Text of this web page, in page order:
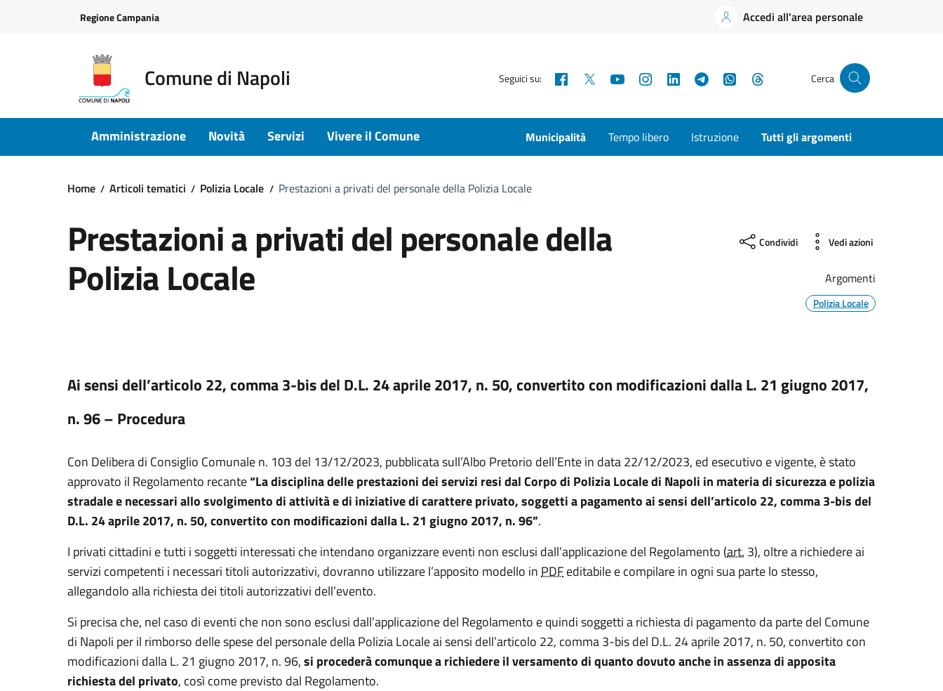
Regione Campania Accedi all'area personale
Comune di Napoli Seguici su: Facebook YouTubeInstagramLinkedInTelegramWhatsApp Cerca
Amministrazione Novità Servizi Vivere il Comune Municipalità Tempo libero Istruzione Tutti gli argomenti
Home Articoli tematici Polizia Locale Prestazioni a privati del personale della Polizia Locale
Prestazioni a privati del personale della
Polizia Locale
Condividi Vedi azioni
Argomenti
Polizia Locale
Ai sensi dell’articolo 22, comma 3-bis del D.L. 24 aprile 2017, n. 50, convertito con modificazioni dalla L. 21 giugno 2017,
n. 96 – Procedura
Con Delibera di Consiglio Comunale n. 103 del 13/12/2023, pubblicata sull’Albo Pretorio dell’Ente in data 22/12/2023, ed esecutivo e vigente, è stato
approvato il Regolamento recante“La disciplina delle prestazioni dei servizi resi dal Corpo di Polizia Locale di Napoli in materia di sicurezza e polizia
stradale e necessari allo svolgimento di attività e di iniziative di carattere privato, soggetti a pagamento ai sensi dell’articolo 22, comma 3-bis del
D.L. 24 aprile 2017, n. 50, convertito con modificazioni dalla L. 21 giugno 2017, n. 96”.
I privati cittadini e tutti i soggetti interessati che intendano organizzare eventi non esclusi dall’applicazione del Regolamento (art. 3), oltre a richiedere ai
servizi competenti i necessari titoli autorizzativi, dovranno utilizzare l’apposito modello inPDFeditabile e compilare in ogni sua parte lo stesso,
allegandolo alla richiesta dei titoli autorizzativi dell’evento.
Si precisa che, nel caso di eventi che non sono esclusi dall’applicazione del Regolamento e quindi soggetti a richiesta di pagamento da parte del Comune
di Napoli per il rimborso delle spese del personale della Polizia Locale ai sensi dell’articolo 22, comma 3-bis del D.L. 24 aprile 2017, n. 50, convertito con
modificazioni dalla L. 21 giugno 2017, n. 96,si procederà comunque a richiedere il versamento di quanto dovuto anche in assenza di apposita
richiesta del privato, così come previsto dal Regolamento.